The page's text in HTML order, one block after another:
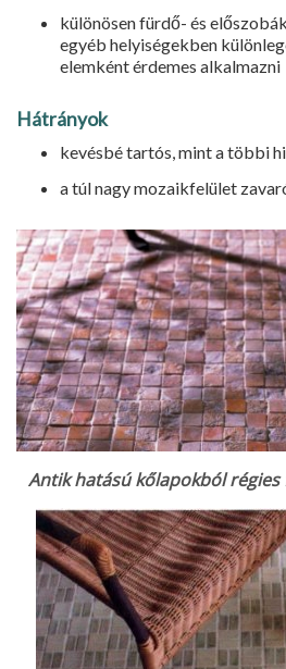
különösen fürdő- és
egyéb helyisé­gekben
elemként érdemes alkalmazni
Hátrányok
kevésbé tartós, mint a többi
a túl nagy mozaikfelület
Antik hatású kőlapokból